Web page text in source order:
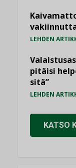
LEHDEN
pitäisi
sitä”
LEHDEN
KATSO